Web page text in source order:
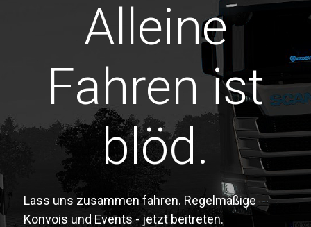
Alleine
Fahren ist
blöd.
Lass uns zusammen fahren. Regelmäßige
Konvois und Events - jetzt beitreten.